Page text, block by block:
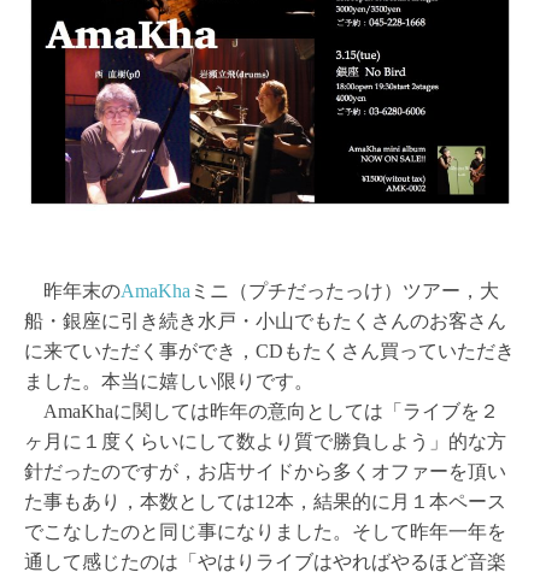
昨年末のAmaKha ミニ（プチだったっけ）ツアー，大
船・銀座に引き続き水戸・小山でもたくさんのお客さん
に来ていただく事ができ，CDもたくさん買っていただき
ました。本当に嬉しい限りです。
AmaKhaに関しては昨年の意向としては「ライブを２
ヶ月に１度くらいにして数より質で勝負しよう」的な方
針だったのですが，お店サイドから多くオファーを頂い
た事もあり，本数としては12本，結果的に月１本ペース
でこなしたのと同じ事になりました。そして昨年一年を
通して感じたのは「やはりライブはやればやるほど音楽